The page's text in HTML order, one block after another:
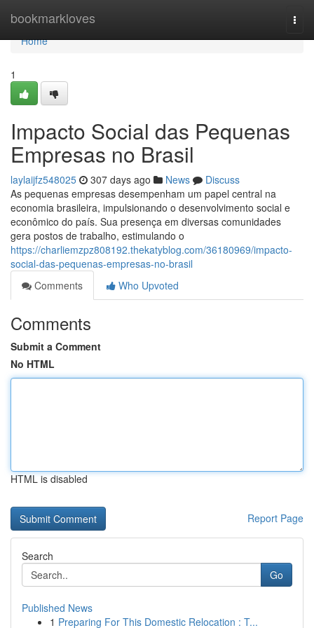
bookmarkloves
Home
Home
1
Impacto Social das Pequenas
Empresas no Brasil
laylaijfz548025 307 days ago News
Discuss
As pequenas empresas desempenham um papel central na
economia brasileira, impulsionando o desenvolvimento social e
econômico do país. Sua presença em diversas comunidades
gera postos de trabalho, estimulando o
https://charliemzpz808192.thekatyblog.com/36180969/impacto-
social-das-pequenas-empresas-no-brasil
Comments
Who Upvoted
Comments
Submit a Comment
No HTML
HTML is disabled
Report Page
Search
Go
Published News
1 Preparing For This Domestic Relocation : T...